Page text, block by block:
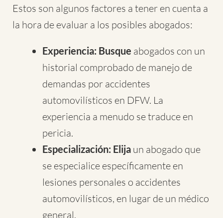
Estos son algunos factores a tener en cuenta a
la hora de evaluar a los posibles abogados:
Experiencia: Busque abogados con un
historial comprobado de manejo de
demandas por accidentes
automovilísticos en DFW. La
experiencia a menudo se traduce en
pericia.
Especialización: Elija un abogado que
se especialice específicamente en
lesiones personales o accidentes
automovilísticos, en lugar de un médico
general.